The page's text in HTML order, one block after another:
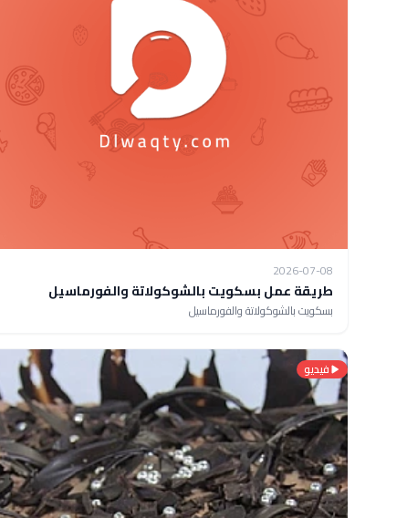
2026-07-08
طريقة عمل بسكويت بالشوكولاتة والفورماسيل
بسكويت بالشوكولاتة والفورماسيل
فيديو